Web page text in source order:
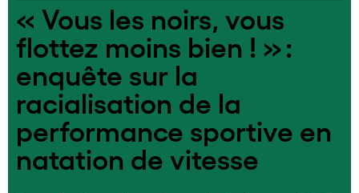
« Vous les noirs, vous
flottez moins bien ! » :
enquête sur la
racialisation de la
performance sportive en
natation de vitesse